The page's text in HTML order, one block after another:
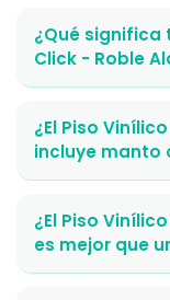
¿Qué significa
Click - Roble
¿El Piso
incluye manto
¿El Piso
es mejor que